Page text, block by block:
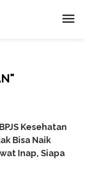
Kesehatan
Bisa Naik
Inap, Siapa